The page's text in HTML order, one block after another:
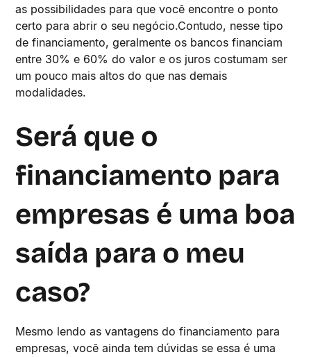
as possibilidades para que você encontre o ponto
certo para abrir o seu negócio.Contudo, nesse tipo
de financiamento, geralmente os bancos financiam
entre 30% e 60% do valor e os juros costumam ser
um pouco mais altos do que nas demais
modalidades.
Será que o
financiamento para
empresas é uma boa
saída para o meu
caso?
Mesmo lendo as vantagens do financiamento para
empresas, você ainda tem dúvidas se essa é uma